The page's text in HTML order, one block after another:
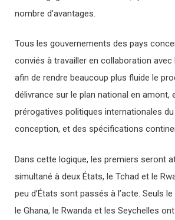
nombre d’avantages.
Tous les gouvernements des pays
conviés à travailler en collaboration avec
afin de rendre beaucoup plus fluide le
délivrance sur le plan national en amont,
prérogatives politiques internationales
conception, et des spécifications
Dans cette logique, les premiers seront
simultané à deux États, le Tchad et le
peu d’États sont passés à l’acte. Seuls le
le Ghana, le Rwanda et les Seychelles